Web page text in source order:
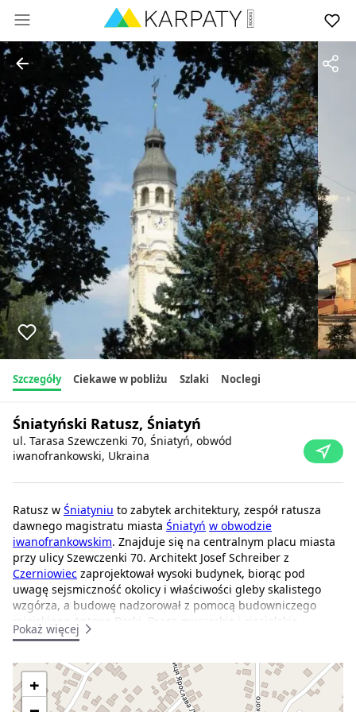
Szczegóły Ciekawe w pobliżu Szlaki Noclegi
Śniatyński Ratusz, Śniatyń
ul. Tarasa Szewczenki 70, Śniatyń, obwód
iwanofrankowski, Ukraina
Ratusz w Śniatyniu to zabytek architektury, zespół ratusza
dawnego magistratu miasta Śniatyń w obwodzie
iwanofrankowskim. Znajduje się na centralnym placu miasta
przy ulicy Szewczenki 70. Architekt Josef Schreiber z
Czerniowiec zaprojektował wysoki budynek, biorąc pod
uwagę sejsmiczność okolicy i właściwości gleby skalistego
wzgórza, a budowę nadzorował z pomocą budowniczego
miejskiego Antona Berki. Prace murarskie i ciesielskie
wykonał mistrz Stanislav Oleksandrovych, a dach pokrył
Ratusz został zbudowany w stylu wczesnego historyzmu i
mieszanki elementów neoklasycystycznych,
Pokaż więcej
+